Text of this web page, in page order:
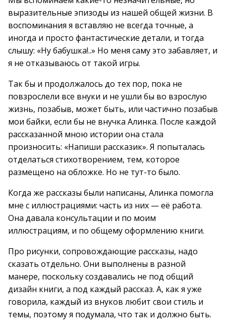
выразительные эпизоды из нашей общей жизни. В
воспоминания я вставляю не всегда точные, а
иногда и просто фантастические детали, и тогда
слышу: «Ну бабушка!..» Но меня саму это забавляет, и
я не отказываюсь от такой игры.
Так бы и продолжалось до тех пор, пока не
повзрослели все внуки и не ушли бы во взрослую
жизнь, позабыв, может быть, или частично позабыв
мои байки, если бы не внучка Алинка. После каждой
рассказанной мною истории она стала
произносить: «Напиши рассказик». Я попыталась
отделаться стихотворением, тем, которое
размещено на обложке. Но не тут-то было.
Когда же рассказы были написаны, Алинка помогла
мне с иллюстрациями: часть из них — её работа.
Она давала консультации и по моим
иллюстрациям, и по общему оформлению книги.
Про рисунки, сопровождающие рассказы, надо
сказать отдельно. Они выполнены в разной
манере, поскольку создавались не под общий
дизайн книги, а под каждый рассказ. А, как я уже
говорила, каждый из внуков любит свои стиль и
темы, поэтому я подумала, что так и должно быть.